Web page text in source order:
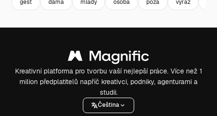
gest dáma mladý osoba poza výraz
Kreativní platforma pro tvorbu vaší nejlepší práce. Více než 1
milion předplatitelů napříč kreativci, podniky, agenturami a
studii.
Čeština